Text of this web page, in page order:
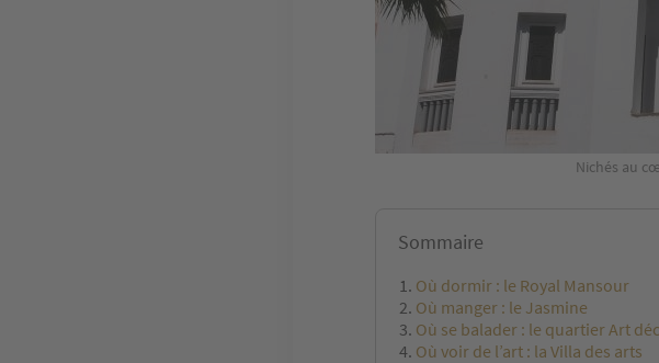
Nichés au
Sommaire
Où dormir : le Royal Mansour
Où manger : le Jasmine
Où se balader : le quartier Art
Où voir de l’art : la Villa des arts